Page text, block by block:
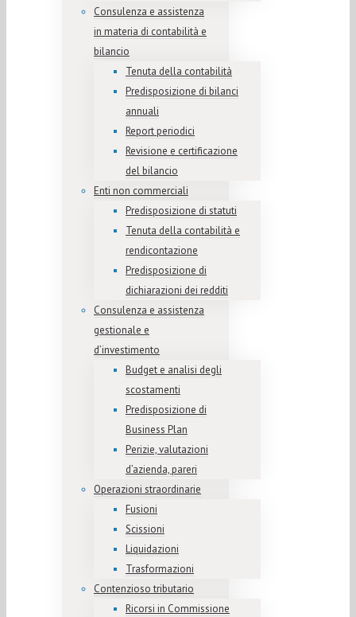
Consulenza e assistenza
in materia di contabilità e
bilancio
Tenuta della contabilità
Predisposizione di bilanci
annuali
Report periodici
Revisione e certificazione
del bilancio
Enti non commerciali
Predisposizione di statuti
Tenuta della contabilità e
rendicontazione
Predisposizione di
dichiarazioni dei redditi
Consulenza e assistenza
gestionale e
d’investimento
Budget e analisi degli
scostamenti
Predisposizione di
Business Plan
Perizie, valutazioni
d’azienda, pareri
Operazioni straordinarie
Fusioni
Scissioni
Liquidazioni
Trasformazioni
Contenzioso tributario
Ricorsi in Commissione